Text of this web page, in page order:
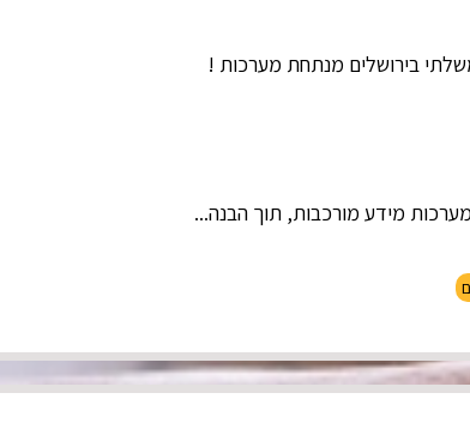
בירושלים מנתחת מערכות !
מערכות מידע מורכבות, תוך הבנה...